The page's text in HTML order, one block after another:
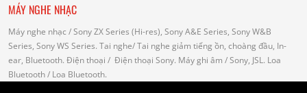
MÁY NGHE NHẠC
Máy nghe nhạc / Sony ZX Series (Hi-res), Sony A&E Series, Sony W&B
Series, Sony WS Series. Tai nghe/ Tai nghe giảm tiếng ồn, choàng đầu, In-
ear, Bluetooth. Điện thoại / Điện thoại Sony. Máy ghi âm / Sony, JSL. Loa
Bluetooth/ Loa Bluetooth.